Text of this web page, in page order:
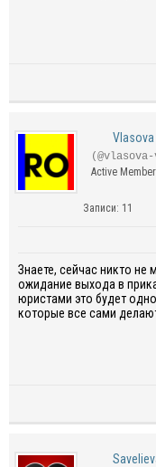
Vlasova
Active Member
Записи: 11
Знаете, сейчас никто не
ожидание выхода в
юристами это будет
которые все сами